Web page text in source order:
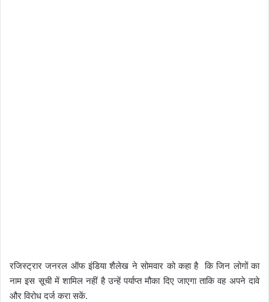
रजिस्ट्रार जनरल ऑफ इंडिया शैलेख ने सोमवार को कहा है कि जिन लोगों का
नाम इस सूची में शामिल नहीं है उन्हें पर्याप्त मौका दिए जाएगा ताकि वह अपने दावे
और विरोध दर्ज करा सकें.